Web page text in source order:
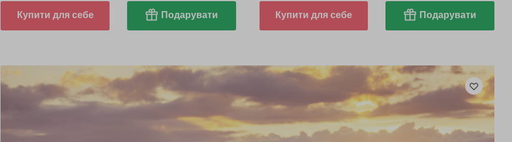
Купити для себе Подарувати Купити для себе Подарувати